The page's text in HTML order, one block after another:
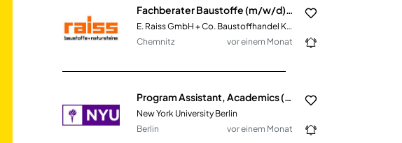
E. Raiss GmbH + Co. Baustoffhandel KG
Chemnitz
vor einem Monat
Program Assistant, Academics (m/f/d)
New York University Berlin
Berlin
vor einem Monat